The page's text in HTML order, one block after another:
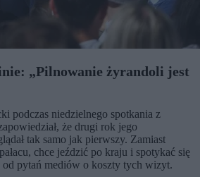
„Pilnowanie żyrandoli jest
podczas niedzielnego spotkania z
że drugi rok jego
tak samo jak pierwszy. Zamiast
chce jeździć po kraju i spotykać się
od pytań mediów o koszty tych wizyt.